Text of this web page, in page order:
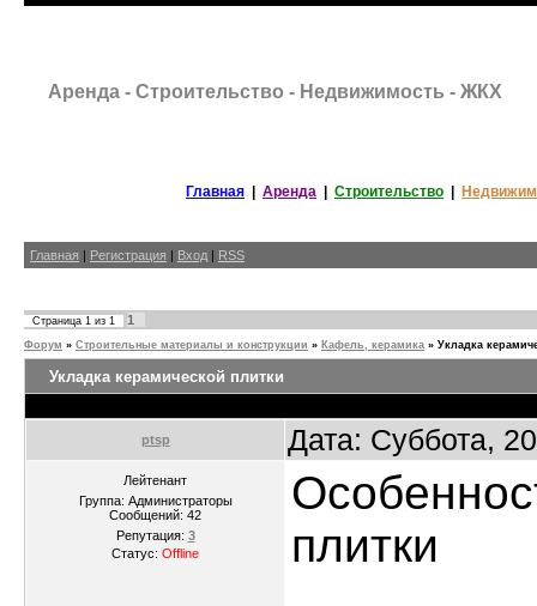
Аренда - Строительство - Недвижимость - ЖКХ
Главная Аренда Строительство
Главная Регистрация Вход RSS
Страница 1 из 1 1
Форум » Строительные материалы и конструкции » Кафель, керамика » Укладка
Укладка керамической плитки
ptsp Дата: Суббота,
Лейтенант
Группа: Администраторы
Сообщений: 42
Репутация: 3
Статус: Offline
плитки